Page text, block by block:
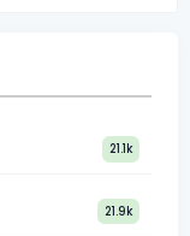
21.1k
21.9k